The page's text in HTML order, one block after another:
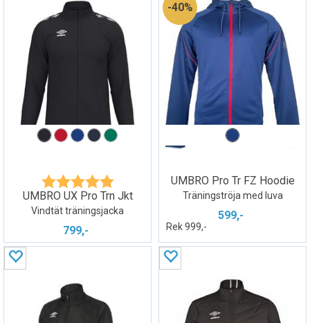
Betyg: 5.0 utav 5 stjärnor
UMBRO UX Pro Trn Jkt
Vindtät träningsjacka
799,-
40%
UMBRO Pro Tr FZ Hoodie
Träningströja med luva
599,-
Rek 999,-